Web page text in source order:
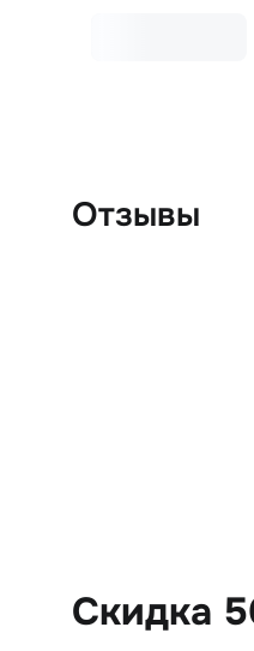
Отзывы
Скидка